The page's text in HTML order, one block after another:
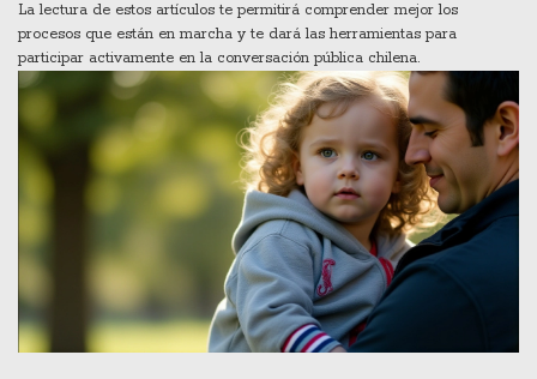
La lectura de estos artículos te permitirá comprender mejor los
procesos que están en marcha y te dará las herramientas para
participar activamente en la conversación pública chilena.